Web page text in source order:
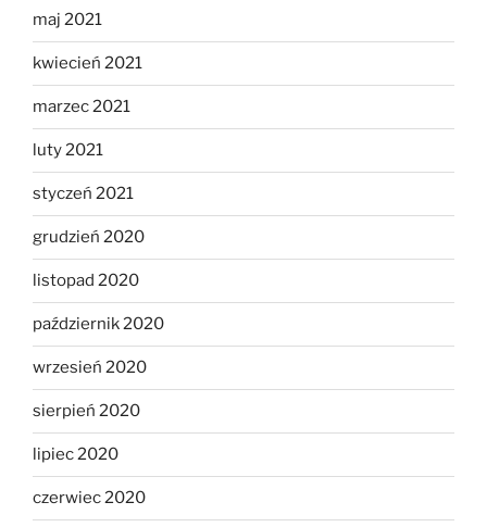
maj 2021
kwiecień 2021
marzec 2021
luty 2021
styczeń 2021
grudzień 2020
listopad 2020
październik 2020
wrzesień 2020
sierpień 2020
lipiec 2020
czerwiec 2020